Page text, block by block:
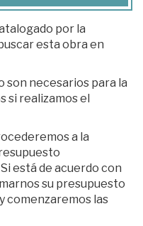
por la
esta obra en
son necesarios para la
si realizamos el
a la
está de acuerdo con
comenzaremos las